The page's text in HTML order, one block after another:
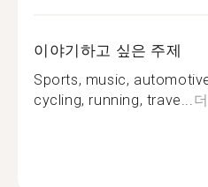
이야기하고 싶은 주제
Sports, music,
cycling, running, trave...